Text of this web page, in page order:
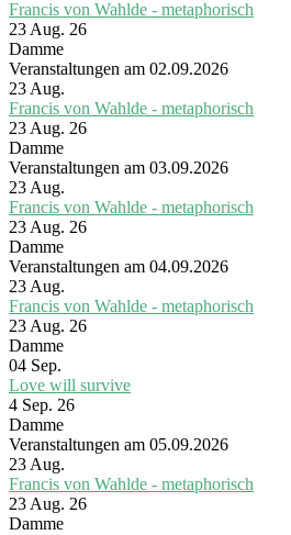
Francis von Wahlde - metaphorisch
23 Aug. 26
Damme
Veranstaltungen am 02.09.2026
23 Aug.
Francis von Wahlde - metaphorisch
23 Aug. 26
Damme
Veranstaltungen am 03.09.2026
23 Aug.
Francis von Wahlde - metaphorisch
23 Aug. 26
Damme
Veranstaltungen am 04.09.2026
23 Aug.
Francis von Wahlde - metaphorisch
23 Aug. 26
Damme
04 Sep.
Love will survive
4 Sep. 26
Damme
Veranstaltungen am 05.09.2026
23 Aug.
Francis von Wahlde - metaphorisch
23 Aug. 26
Damme